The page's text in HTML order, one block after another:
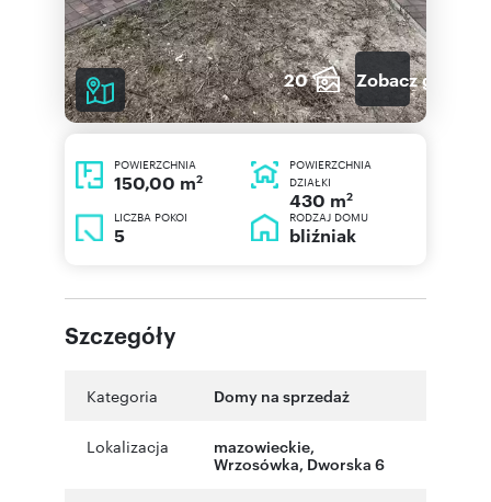
20 Zobacz galerię
POWIERZCHNIA
150,00 m2
POWIERZCHNIA
DZIAŁKI
430 m2
LICZBA POKOI
5
RODZAJ DOMU
bliźniak
Szczegóły
Kategoria Domy na sprzedaż
Lokalizacja mazowieckie,
Wrzosówka, Dworska 6